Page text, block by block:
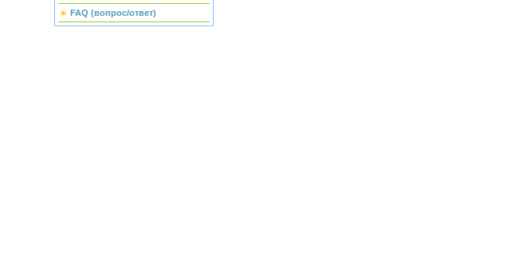
FAQ (вопрос/ответ)